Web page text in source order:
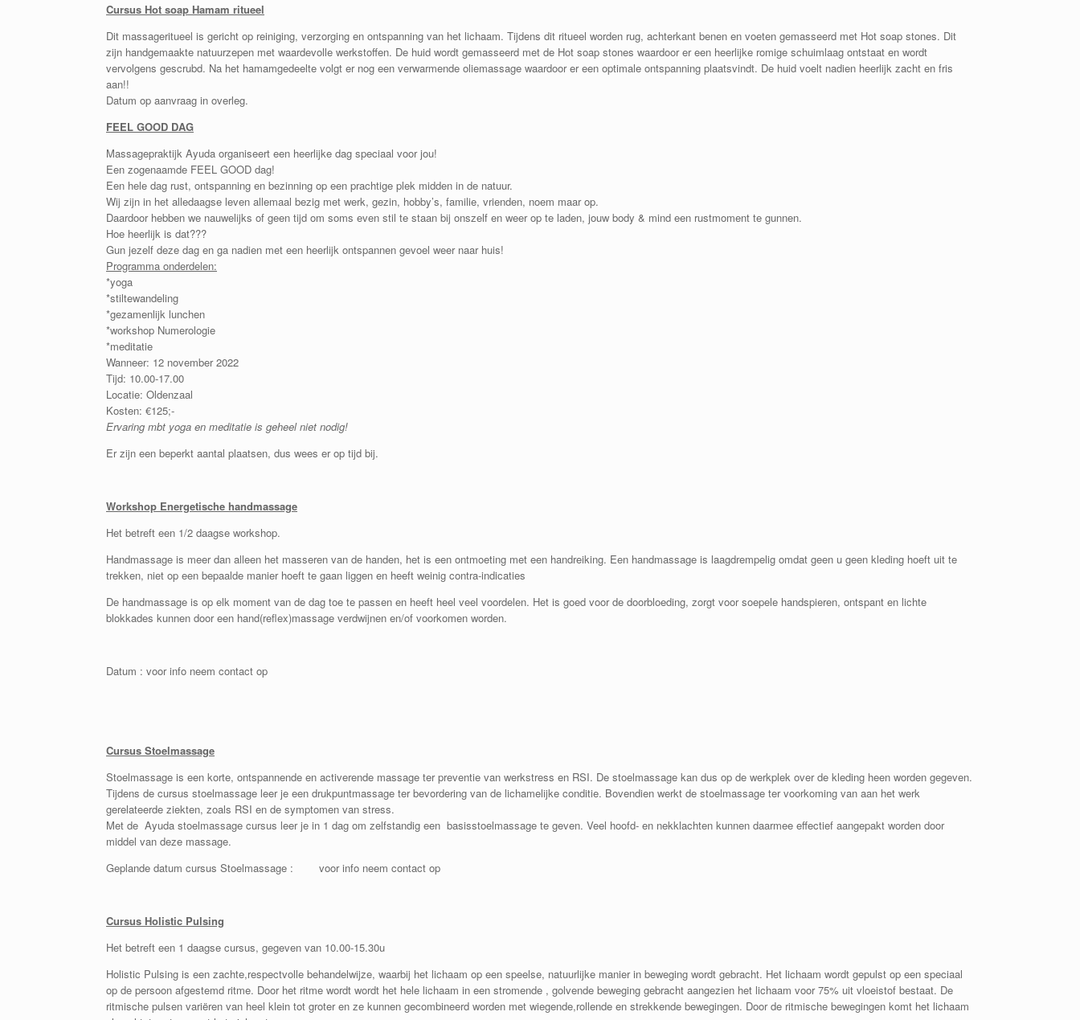
Cursus Hot soap Hamam ritueel
Dit massageritueel is gericht op reiniging, verzorging en ontspanning van het lichaam. Tijdens dit ritueel worden rug, achterkant benen en voeten gemasseerd met Hot soap stones. Dit
zijn handgemaakte natuurzepen met waardevolle werkstoffen. De huid wordt gemasseerd met de Hot soap stones waardoor er een heerlijke romige schuimlaag ontstaat en wordt
vervolgens gescrubd. Na het hamamgedeelte volgt er nog een verwarmende oliemassage waardoor er een optimale ontspanning plaatsvindt. De huid voelt nadien heerlijk zacht en fris
aan!!
Datum op aanvraag in overleg.
FEEL GOOD DAG
Massagepraktijk Ayuda organiseert een heerlijke dag speciaal voor jou!
Een zogenaamde FEEL GOOD dag!
Een hele dag rust, ontspanning en bezinning op een prachtige plek midden in de natuur.
Wij zijn in het alledaagse leven allemaal bezig met werk, gezin, hobby’s, familie, vrienden, noem maar op.
Daardoor hebben we nauwelijks of geen tijd om soms even stil te staan bij onszelf en weer op te laden, jouw body & mind een rustmoment te gunnen.
Hoe heerlijk is dat???
Gun jezelf deze dag en ga nadien met een heerlijk ontspannen gevoel weer naar huis!
Programma onderdelen:
*yoga
*stiltewandeling
*gezamenlijk lunchen
*workshop Numerologie
*meditatie
Wanneer: 12 november 2022
Tijd: 10.00-17.00
Locatie: Oldenzaal
Kosten: €125;-
Ervaring mbt yoga en meditatie is geheel niet nodig!
Er zijn een beperkt aantal plaatsen, dus wees er op tijd bij.
Workshop Energetische handmassage
Het betreft een 1/2 daagse workshop.
Handmassage is meer dan alleen het masseren van de handen, het is een ontmoeting met een handreiking. Een handmassage is laagdrempelig omdat geen u geen kleding hoeft uit te
trekken, niet op een bepaalde manier hoeft te gaan liggen en heeft weinig contra-indicaties
De handmassage is op elk moment van de dag toe te passen en heeft heel veel voordelen. Het is goed voor de doorbloeding, zorgt voor soepele handspieren, ontspant en lichte
blokkades kunnen door een hand(reflex)massage verdwijnen en/of voorkomen worden.
Datum : voor info neem contact op
Cursus Stoelmassage
Stoelmassage is een korte, ontspannende en activerende massage ter preventie van werkstress en RSI. De stoelmassage kan dus op de werkplek over de kleding heen worden gegeven.
Tijdens de cursus stoelmassage leer je een drukpuntmassage ter bevordering van de lichamelijke conditie. Bovendien werkt de stoelmassage ter voorkoming van aan het werk
gerelateerde ziekten, zoals RSI en de symptomen van stress.
Met de Ayuda stoelmassage cursus leer je in 1 dag om zelfstandig een basisstoelmassage te geven. Veel hoofd- en nekklachten kunnen daarmee effectief aangepakt worden door
middel van deze massage.
Geplande datum cursus Stoelmassage : voor info neem contact op
Cursus Holistic Pulsing
Het betreft een 1 daagse cursus, gegeven van 10.00-15.30u
Holistic Pulsing is een zachte,respectvolle behandelwijze, waarbij het lichaam op een speelse, natuurlijke manier in beweging wordt gebracht. Het lichaam wordt gepulst op een speciaal
op de persoon afgestemd ritme. Door het ritme wordt wordt het hele lichaam in een stromende , golvende beweging gebracht aangezien het lichaam voor 75% uit vloeistof bestaat. De
ritmische pulsen variëren van heel klein tot groter en ze kunnen gecombineerd worden met wiegende,rollende en strekkende bewegingen. Door de ritmische bewegingen komt het lichaam